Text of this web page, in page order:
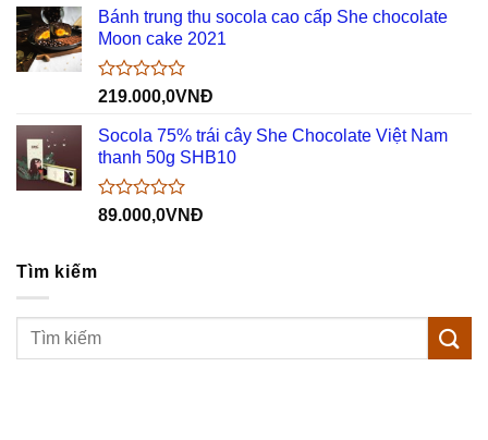
hạng
0
5
sao
Bánh trung thu socola cao cấp She chocolate
Moon cake 2021
Được
hạng
0
5
sao
219.000,0VNĐ
Socola 75% trái cây She Chocolate Việt Nam
thanh 50g SHB10
Được
89.000,0VNĐ
Tìm kiếm